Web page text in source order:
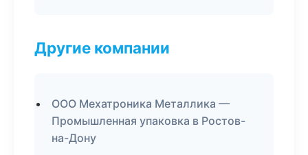
Другие компании
ООО Мехатроника Металлика —
Промышленная упаковка в Ростов-
на-Дону